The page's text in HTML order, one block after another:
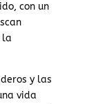
con un
la
y las
vida